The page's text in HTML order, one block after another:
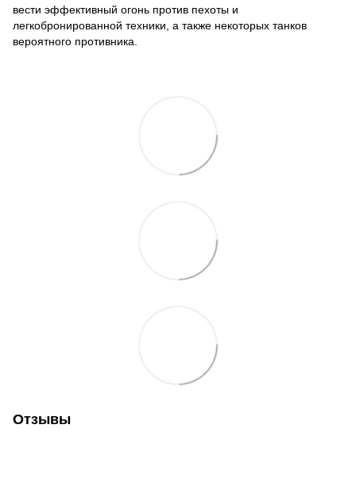
вести эффективный огонь против пехоты и
легкобронированной техники, а также некоторых танков
вероятного противника.
Отзывы